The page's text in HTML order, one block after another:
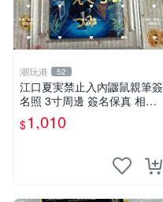
潮玩港 52
江口夏実禁止入內鼴鼠親筆簽
名照 3寸周邊 簽名保真 相框
包裝 禁止入內 麵簽 周邊 親
筆簽名 時尚周邊 原裝卡磚
$1,010